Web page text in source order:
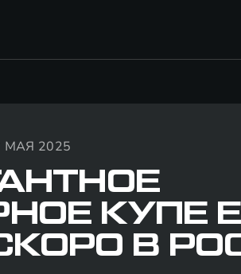
МАЯ 2025
КУПЕ
СКОРО В